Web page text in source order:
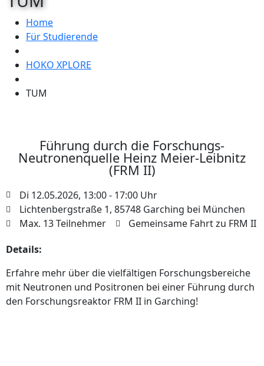
Home
Für Studierende
HOKO XPLORE
TUM
Führung durch die Forschungs-
Neutronenquelle Heinz Meier-Leibnitz
(FRM II)
Di 12.05.2026, 13:00 - 17:00 Uhr
Lichtenbergstraße 1, 85748 Garching bei München
Max. 13 Teilnehmer
Gemeinsame Fahrt zu FRM II
Details:
Erfahre mehr über die vielfältigen Forschungsbereiche
mit Neutronen und Positronen bei einer Führung durch
den Forschungsreaktor FRM II in Garching!